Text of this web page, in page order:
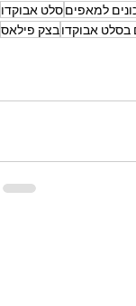
למאפיםסלט אבוקדו
בסלט אבוקדובצק פילאס